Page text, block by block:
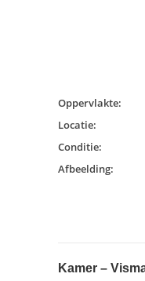
Oppervlakte:
Locatie:
Conditie:
Afbeelding:
Kamer –